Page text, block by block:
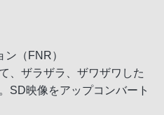
（FNR）
、ザラザラ、ザワザワした
SD映像をアップコンバート